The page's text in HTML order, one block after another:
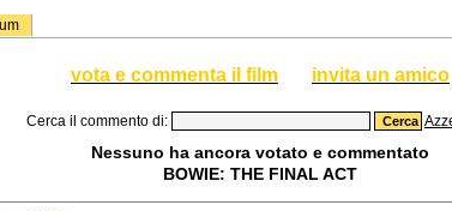
vota e commenta il film invita un amico
Cerca il commento di:
Nessuno ha ancora votato e commentato
BOWIE: THE FINAL ACT